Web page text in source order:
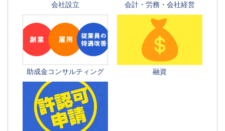
会社設立 会計・労務・会社経営
助成金コンサルティング 融資